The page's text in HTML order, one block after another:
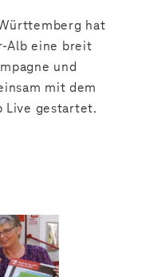
hat
Alb eine breit
und
mit dem
Live gestartet.